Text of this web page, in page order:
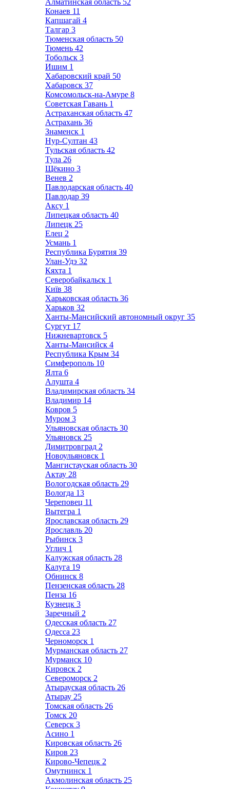
Алматинская область 52
Конаев 11
Капшагай 4
Талгар 3
Тюменская область 50
Тюмень 42
Тобольск 3
Ишим 1
Хабаровский край 50
Хабаровск 37
Комсомольск-на-Амуре 8
Советская Гавань 1
Астраханская область 47
Астрахань 36
Знаменск 1
Нур-Султан 43
Тульская область 42
Тула 26
Щёкино 3
Венев 2
Павлодарская область 40
Павлодар 39
Аксу 1
Липецкая область 40
Липецк 25
Елец 2
Усмань 1
Республика Бурятия 39
Улан-Удэ 32
Кяхта 1
Северобайкальск 1
Київ 38
Харьковская область 36
Харьков 32
Ханты-Мансийский автономный округ 35
Сургут 17
Нижневартовск 5
Ханты-Мансийск 4
Республика Крым 34
Симферополь 10
Ялта 6
Алушта 4
Владимирская область 34
Владимир 14
Ковров 5
Муром 3
Ульяновская область 30
Ульяновск 25
Димитровград 2
Новоульяновск 1
Мангистауская область 30
Актау 28
Вологодская область 29
Вологда 13
Череповец 11
Вытегра 1
Ярославская область 29
Ярославль 20
Рыбинск 3
Углич 1
Калужская область 28
Калуга 19
Обнинск 8
Пензенская область 28
Пенза 16
Кузнецк 3
Заречный 2
Одесская область 27
Одесса 23
Черноморск 1
Мурманская область 27
Мурманск 10
Кировск 2
Североморск 2
Атырауская область 26
Атырау 25
Томская область 26
Томск 20
Северск 3
Асино 1
Кировская область 26
Киров 23
Кирово-Чепецк 2
Омутнинск 1
Акмолинская область 25